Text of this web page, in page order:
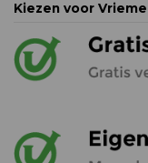
Kiezen voor